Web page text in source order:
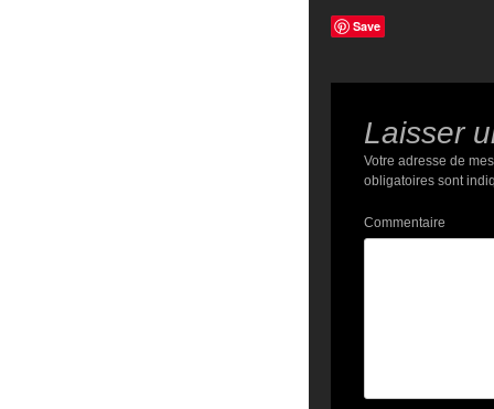
Save
Laisser
Votre adresse de
obligatoires sont
Commentaire